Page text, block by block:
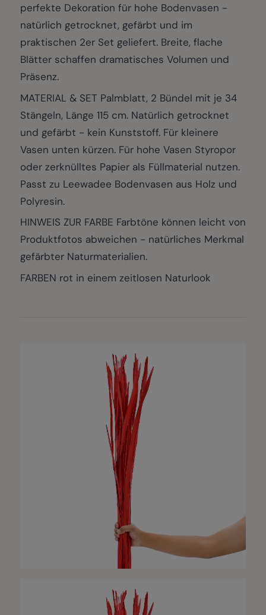
perfekte Dekoration für hohe Bodenvasen -
natürlich getrocknet, gefärbt und im
praktischen 2er Set geliefert. Breite, flache
Blätter schaffen dramatisches Volumen und
Präsenz.
MATERIAL & SET Palmblatt, 2 Bündel mit je 34
Stängeln, Länge 115 cm. Natürlich getrocknet
und gefärbt - kein Kunststoff. Für kleinere
Vasen unten kürzen. Für hohe Vasen Styropor
oder zerknülltes Papier als Füllmaterial nutzen.
Passt zu Leewadee Bodenvasen aus Holz und
Polyresin.
HINWEIS ZUR FARBE Farbtöne können leicht von
Produktfotos abweichen - natürliches Merkmal
gefärbter Naturmaterialien.
FARBEN rot in einem zeitlosen Naturlook